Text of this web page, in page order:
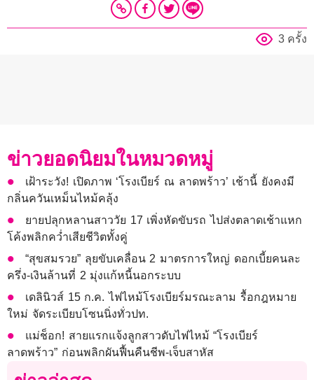
3 ครั้ง
ข่าวยอดนิยมในหมวดหมู่
เฝ้าระวัง! เปิดภาพ ‘โรงเบียร์ ณ ลาดพร้าว’ เช้านี้ ยังคงมี
กลิ่นควันเหม็นไหม้คลุ้ง
ยายปลุกหลานสาววัย 17 เพิ่งหัดขับรถ ไปส่งตลาดเช้าแหก
โค้งพลิกคว่ำเสียชีวิตทั้งคู่
“สุขสมรวย” ลุยขับเคลื่อน 2 มาตรการใหญ่ ดอกเบี้ยคนละ
ครึ่ง-เงินล้านที่ 2 มุ่งแก้หนี้นอกระบบ
เดลินิวส์ 15 ก.ค. ไฟไหม้โรงเบียร์มรณะลาม รื้อกฎหมาย
ใหม่ จัดระเบียบโซนนิ่งทั่วปท.
แม่ช็อก! สายแรกแจ้งลูกสาวดับไฟไหม้ “โรงเบียร์
ลาดพร้าว” ก่อนพลิกผันฟื้นคืนชีพ-เจ็บสาหัส